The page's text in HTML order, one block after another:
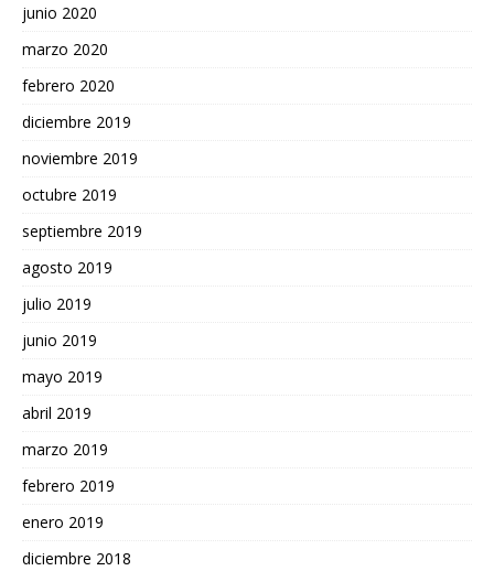
junio 2020
marzo 2020
febrero 2020
diciembre 2019
noviembre 2019
octubre 2019
septiembre 2019
agosto 2019
julio 2019
junio 2019
mayo 2019
abril 2019
marzo 2019
febrero 2019
enero 2019
diciembre 2018